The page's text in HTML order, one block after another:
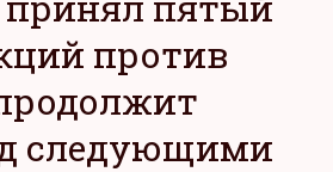
против
следующими